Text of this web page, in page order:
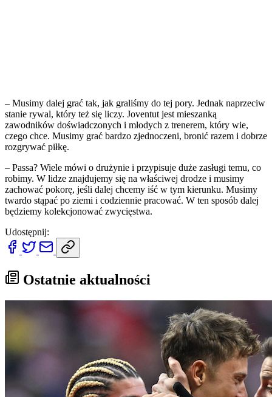
– Musimy dalej grać tak, jak graliśmy do tej pory. Jednak naprzeciw
stanie rywal, który też się liczy. Joventut jest mieszanką
zawodników doświadczonych i młodych z trenerem, który wie,
czego chce. Musimy grać bardzo zjednoczeni, bronić razem i dobrze
rozgrywać piłkę.
– Passa? Wiele mówi o drużynie i przypisuje duże zasługi temu, co
robimy. W lidze znajdujemy się na właściwej drodze i musimy
zachować pokorę, jeśli dalej chcemy iść w tym kierunku. Musimy
twardo stąpać po ziemi i codziennie pracować. W ten sposób dalej
będziemy kolekcjonować zwycięstwa.
Udostępnij:
Ostatnie aktualności